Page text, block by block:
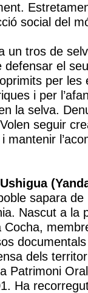
social del
un tros de
defensar el
per les
i per
la selva.
seguir
mantenir
sapara de
Nascut a la
dels
Patrimoni
Ha